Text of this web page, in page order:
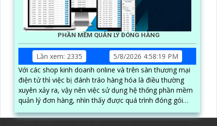
PHẦN MỀM QUẢN LÝ ĐÓNG HÀNG
Lần xem: 2335
5/8/2026 4:58:19 PM
Với các shop kinh doanh online và trên sàn thương mại
điện tử thì việc bị đánh tráo hàng hóa là điều thường
xuyên xảy ra, vậy nên việc sử dụng hệ thống phần mềm
quản lý đơn hàng, nhìn thấy được quá trình đóng gói
hàng hóa, kèm theo đấy là quy trình đóng gói cũng
được ghi lại một cách dễ dàng